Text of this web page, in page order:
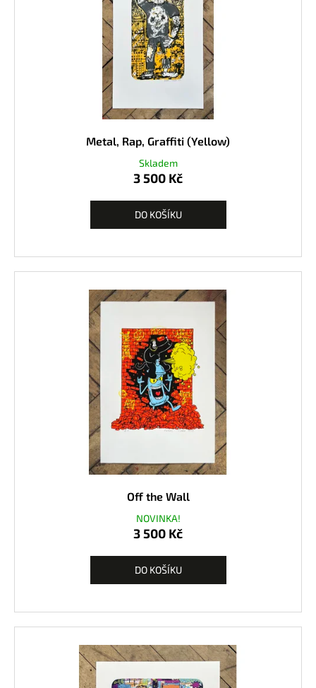
Metal, Rap, Graffiti (Yellow)
Skladem
3 500 Kč
DO KOŠÍKU
Off the Wall
NOVINKA!
3 500 Kč
DO KOŠÍKU